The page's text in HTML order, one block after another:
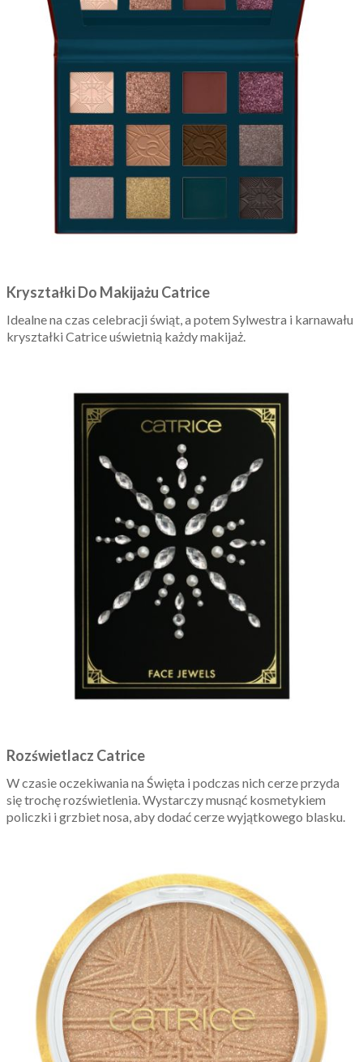
Kryształki Do Makijażu Catrice
Idealne na czas celebracji świąt, a potem Sylwestra i karnawału
kryształki Catrice uświetnią każdy makijaż.
Rozświetlacz Catrice
W czasie oczekiwania na Święta i podczas nich cerze przyda
się trochę rozświetlenia. Wystarczy musnąć kosmetykiem
policzki i grzbiet nosa, aby dodać cerze wyjątkowego blasku.